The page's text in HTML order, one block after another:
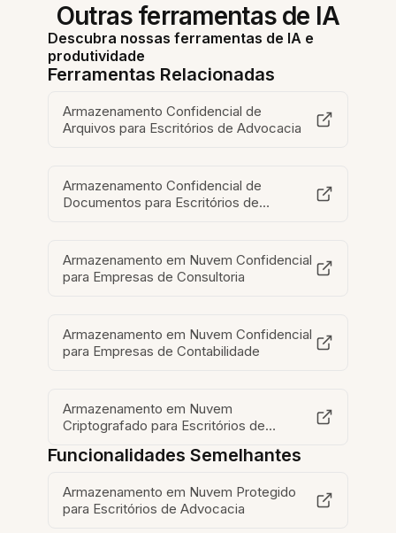
Outras ferramentas de IA
Descubra nossas ferramentas de IA e
produtividade
Ferramentas Relacionadas
Armazenamento Confidencial de
Arquivos para Escritórios de Advocacia
Armazenamento Confidencial de
Documentos para Escritórios de
Armazenamento em Nuvem Confidencial
para Empresas de Consultoria
Armazenamento em Nuvem Confidencial
para Empresas de Contabilidade
Armazenamento em Nuvem
Criptografado para Escritórios de
Funcionalidades Semelhantes
Armazenamento em Nuvem Protegido
para Escritórios de Advocacia